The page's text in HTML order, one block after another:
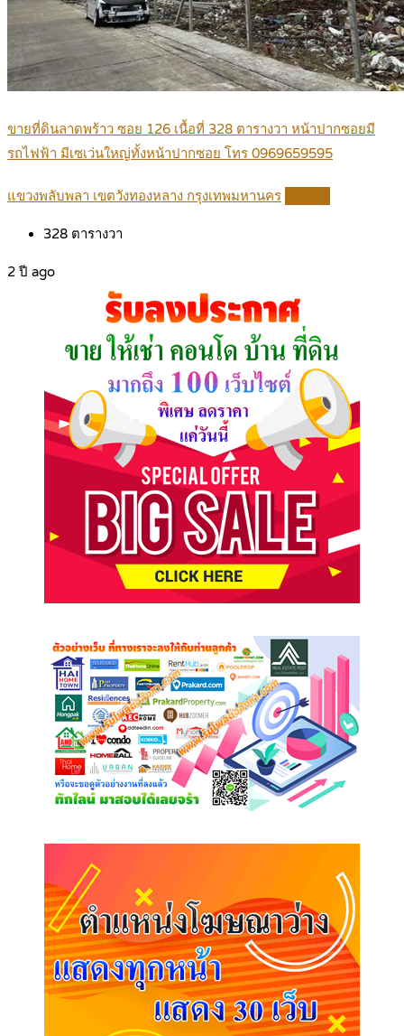
ขายที่ดินลาดพร้าว ซอย 126 เนื้อที่ 328 ตารางวา หน้าปากซอยมี
รถไฟฟ้า มีเซเว่นใหญ่ทั้งหน้าปากซอย โทร 0969659595
แขวงพลับพลา เขตวังทองหลาง กรุงเทพมหานคร
328 ตารางวา
2 ปี ago